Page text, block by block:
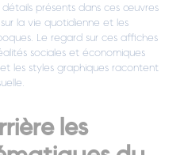
présents dans ces œuvres
la vie quotidienne et les
Le regard sur ces affiches
sociales et économiques
les styles graphiques racontent
les